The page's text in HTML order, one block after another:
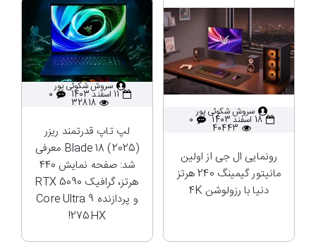
سروش شکوئی پور
18 اسفند 1403 0
40443
رونمایی ال جی از اولین
مانیتور گیمینگ 240 هرتز
دنیا با رزولوشن 4K
سروش شکوئی پور
11 اسفند 1403 0
32818
لپ تاپ قدرتمند ریزر
Blade 18 (2025) معرفی
شد: صفحه نمایش 440
هرتز، گرافیک RTX 5090
و پردازنده Core Ultra 9
275HX!